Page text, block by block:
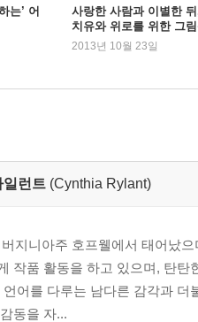
는’ 어
사랑한 사람과 이별한
치유와 위로를 위한 그
- 윌리엄 스타이크 『아
2013년 10월 23일
일런트 (Cynthia Rylant)
지니아주 호프웰에서 태어났
작품 활동을 하고 있으며, 탄탄
언어를 다루는 남다른 감각과
동을 자...